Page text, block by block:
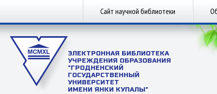
Сайт научной библиотеки
ЭЛЕКТРОННАЯ БИБЛИОТЕКА
УЧРЕЖДЕНИЯ ОБРАЗОВАНИЯ
"ГРОДНЕНСКИЙ
ГОСУДАРСТВЕННЫЙ
УНИВЕРСИТЕТ
ИМЕНИ ЯНКИ КУПАЛЫ"